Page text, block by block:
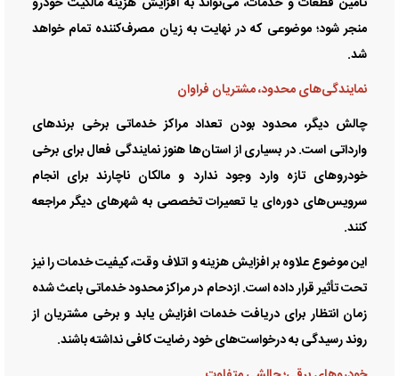
منجر شود؛ موضوعی که در نهایت به زیان مصرف‌کننده تمام خواهد
شد.
نمایندگی‌های محدود، مشتریان فراوان
چالش دیگر، محدود بودن تعداد مراکز خدماتی برخی برند‌های
وارداتی است. در بسیاری از استان‌ها هنوز نمایندگی فعال برای برخی
خودرو‌های تازه وارد وجود ندارد و مالکان ناچارند برای انجام
سرویس‌های دوره‌ای یا تعمیرات تخصصی به شهر‌های دیگر مراجعه
کنند.
این موضوع علاوه بر افزایش هزینه و اتلاف وقت، کیفیت خدمات را نیز
تحت تأثیر قرار داده است. ازدحام در مراکز محدود خدماتی باعث شده
زمان انتظار برای دریافت خدمات افزایش یابد و برخی مشتریان از
روند رسیدگی به درخواست‌های خود رضایت کافی نداشته باشند.